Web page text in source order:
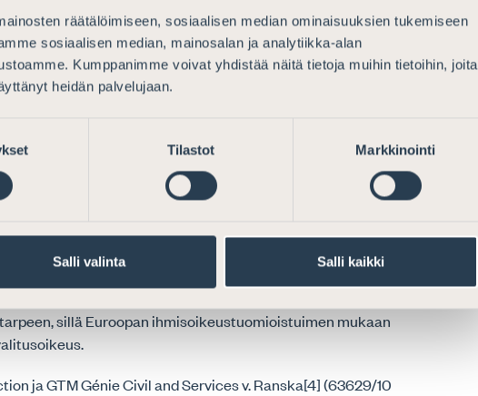
räätälöimiseen, sosiaalisen median ominaisuuksien tukemiseen
sosiaalisen median, mainosalan ja analytiikka-alan
Kumppanimme voivat yhdistää näitä tietoja muihin tietoihin, joita
heidän palvelujaan.
Tilastot Markkinointi
Salli valinta Salli kaikki
EU:n perusoikeuskirjassa eikä
sillä elinkeinonharjoittajalle ei ole laissa
viranomaisten mahdollisilta menettelyvirheiltä
virhearvioita ja mielivaltaa vastaan. Esimerkiksi
ihmisoikeustuomioistuin toteaa nimenomaisesti,
tulee voida saattaa tuomioistuimen arvioitavaksi sekä
Sociétés Colas Est. v. Ranska ilmaisee selkeästi valtion
sillä Euroopan ihmisoikeustuomioistuimen mukaan
ja GTM Génie Civil and Services v. Ranska[4] (63629/10